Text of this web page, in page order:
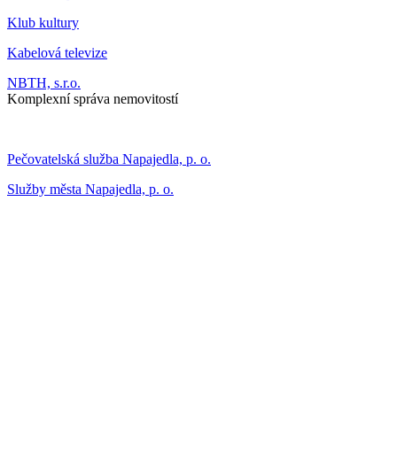
Klub kultury
Kabelová televize
NBTH, s.r.o.
Komplexní správa nemovitostí
Pečovatelská služba Napajedla, p. o.
Služby města Napajedla, p. o.